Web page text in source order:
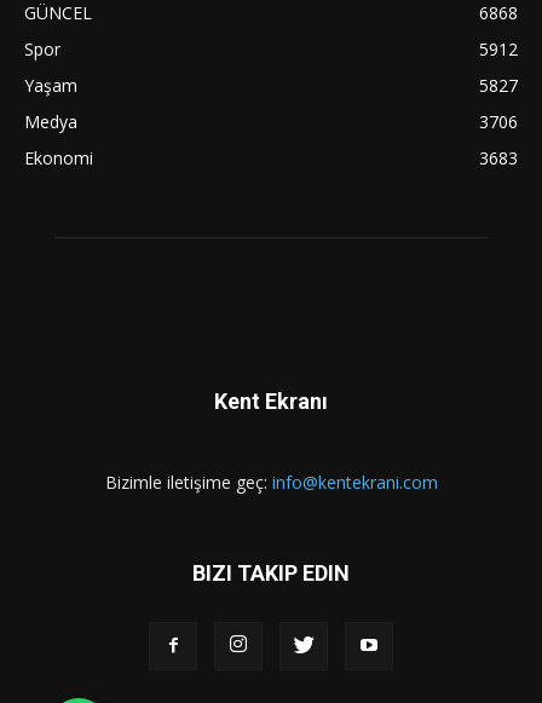
GÜNCEL
6868
Spor
5912
Yaşam
5827
Medya
3706
Ekonomi
3683
Kent Ekranı
Bizimle iletişime geç: info@kentekrani.com
BIZI TAKIP EDIN